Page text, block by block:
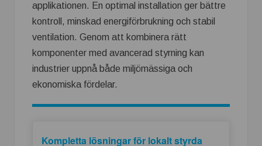
applikationen. En optimal installation ger bättre
kontroll, minskad energiförbrukning och stabil
ventilation. Genom att kombinera rätt
komponenter med avancerad styrning kan
industrier uppnå både miljömässiga och
ekonomiska fördelar.
Kompletta lösningar för lokalt styrda